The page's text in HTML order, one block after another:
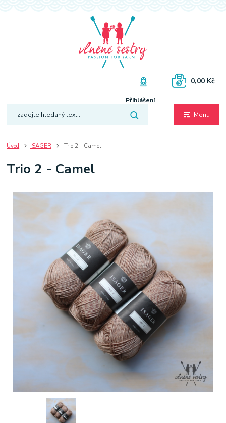
Menu
Přihlášení
0,00 Kč
Úvod ISAGER Trio 2 - Camel
Trio 2 - Camel